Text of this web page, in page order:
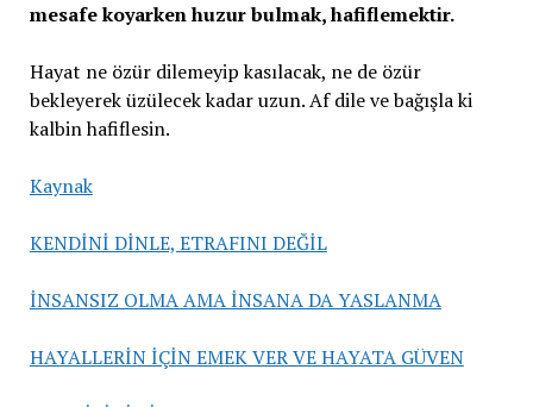
mesafe koyarken huzur bulmak, hafiflemektir.
Hayat ne özür dilemeyip kasılacak, ne de özür
bekleyerek üzülecek kadar uzun. Af dile ve bağışla ki
kalbin hafiflesin.
Kaynak
KENDİNİ DİNLE, ETRAFINI DEĞİL
İNSANSIZ OLMA AMA İNSANA DA YASLANMA
HAYALLERİN İÇİN EMEK VER VE HAYATA GÜVEN